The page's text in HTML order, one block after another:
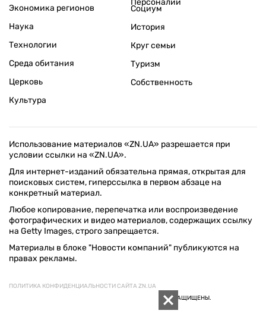
Экономика регионов
Наука
Технологии
Среда обитания
Церковь
Культура
Социум
История
Круг семьи
Туризм
Собственность
Использование материалов «ZN.UA» разрешается при
условии ссылки на «ZN.UA».
Для интернет-изданий обязательна прямая, открытая для
поисковых систем, гиперссылка в первом абзаце на
конкретный материал.
Любое копирование, перепечатка или воспроизведение
фотографических и видео материалов, содержащих ссылку
на Getty Images, строго запрещается.
Материалы в блоке "Новости компаний" публикуются на
правах рекламы.
ПОЛИТИКА КОНФИДЕНЦИАЛЬНОСТИ САЙТА ZN.UA
© 1994–2026 «ЗЕРКАЛО НЕДЕЛИ. УКРАИНА». ВСЕ ПРАВА ЗАЩИЩЕНЫ.